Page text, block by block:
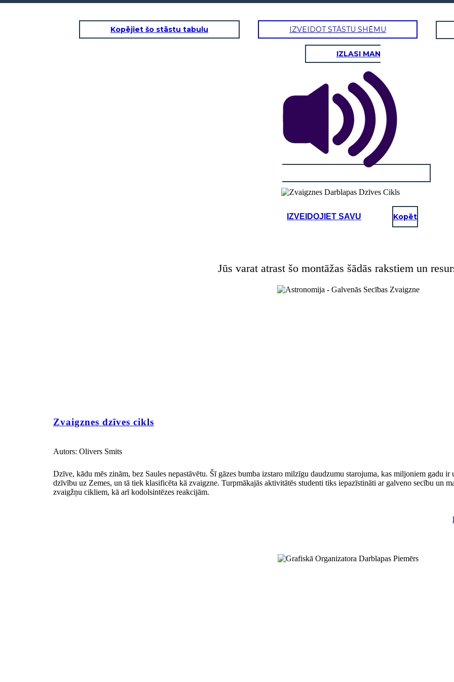
Kopējiet šo stāstu tabulu IZVEIDOT STĀSTU SHĒMU
IZLASI MAN
IZVEIDOJIET SAVU Kopēt
Jūs varat atrast šo montāžas šādās rakstiem un
Zvaigznes dzīves cikls
Autors: Olivers Smits
Dzīve, kādu mēs zinām, bez Saules nepastāvētu. Šī gāzes bumba izstaro milzīgu daudzumu starojuma, kas miljoniem gadu ir
dzīvību uz Zemes, un tā tiek klasificēta kā zvaigzne. Turpmākajās aktivitātēs studenti tiks iepazīstināti ar galveno secību un
zvaigžņu cikliem, kā arī kodolsintēzes reakcijām.